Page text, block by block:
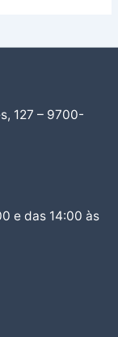
127 – 9700-
e das 14:00 às